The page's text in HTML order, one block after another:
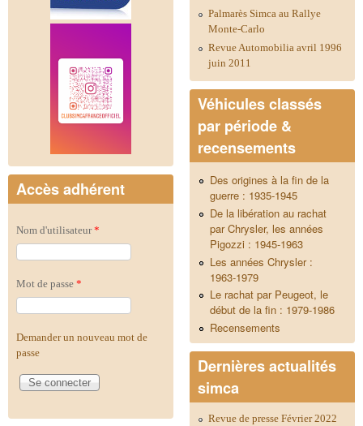
Accès adhérent
Nom d'utilisateur*
Mot de passe *
Demander un nouveau mot de
passe
Palmarès Simca au Rallye
Monte-Carlo
Revue Automobilia avril 1996
juin 2011
Véhicules classés
par période &
recensements
Des origines à la fin de la
guerre : 1935-1945
De la libération au rachat
par Chrysler, les années
Pigozzi : 1945-1963
Les années Chrysler :
1963-1979
Le rachat par Peugeot, le
début de la fin : 1979-1986
Recensements
Dernières actualités
simca
Revue de presse Février 2022